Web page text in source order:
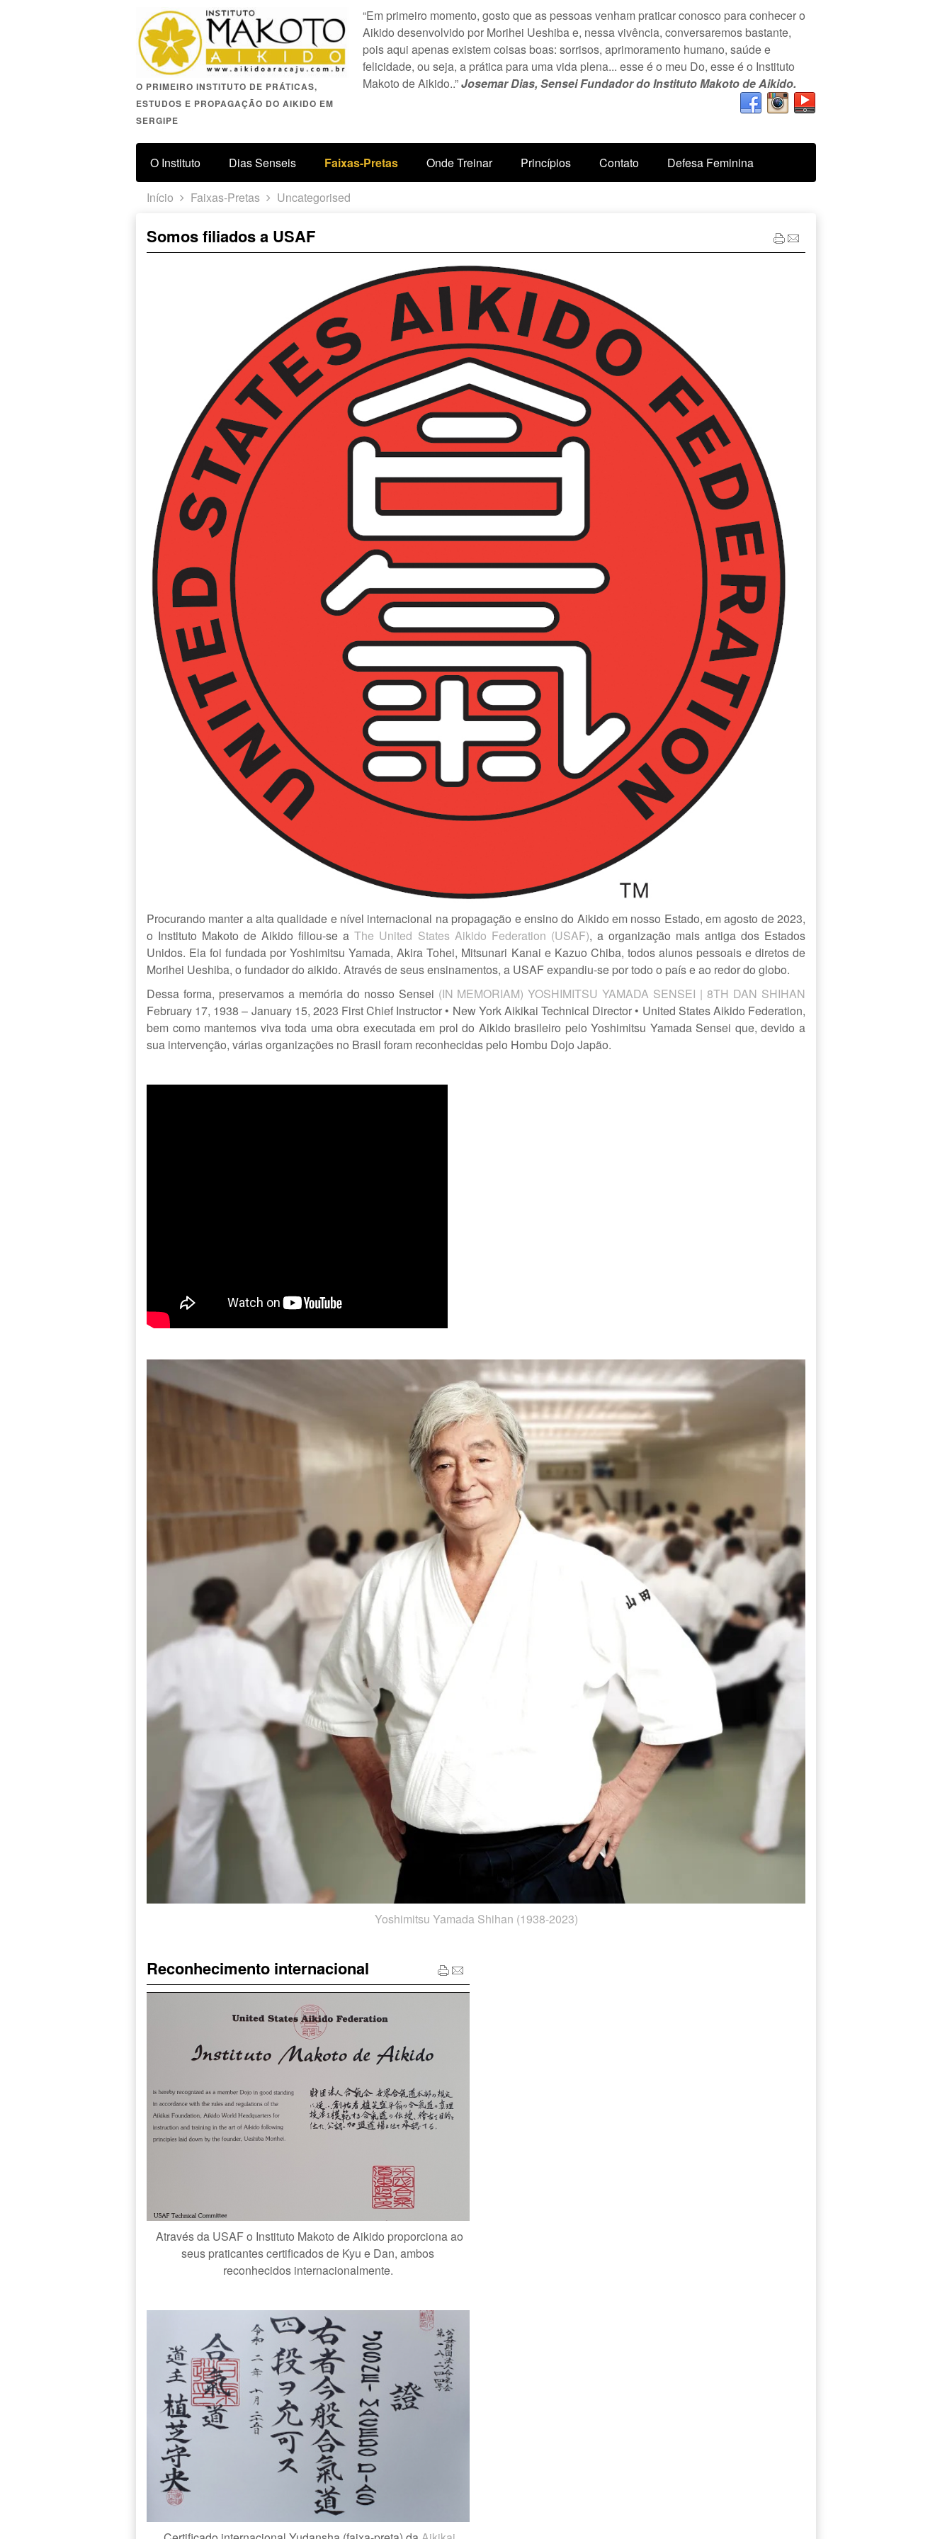
O PRIMEIRO INSTITUTO DE PRÁTICAS,
ESTUDOS E PROPAGAÇÃO DO AIKIDO EM
SERGIPE
“Em primeiro momento, gosto que as pessoas venham praticar conosco para conhecer o
Aikido desenvolvido por Morihei Ueshiba e, nessa vivência, conversaremos bastante,
pois aqui apenas existem coisas boas: sorrisos, aprimoramento humano, saúde e
felicidade, ou seja, a prática para uma vida plena... esse é o meu Do, esse é o Instituto
Makoto de Aikido..”Josemar Dias, Sensei Fundador do Instituto Makoto de Aikido.
O Instituto Dias Senseis Faixas-Pretas Onde Treinar Princípios Contato Defesa Feminina
Início Faixas-Pretas Uncategorised
Somos filiados a USAF
Procurando manter a alta qualidade e nível internacional na propagação e ensino do Aikido em nosso Estado, em agosto de 2023,
o Instituto Makoto de Aikido filiou-se aThe United States Aikido Federation (USAF), a organização mais antiga dos Estados
Unidos. Ela foi fundada por Yoshimitsu Yamada, Akira Tohei, Mitsunari Kanai e Kazuo Chiba, todos alunos pessoais e diretos de
Morihei Ueshiba, o fundador do aikido. Através de seus ensinamentos, a USAF expandiu-se por todo o país e ao redor do globo.
Dessa forma, preservamos a memória do nosso Sensei (IN MEMORIAM) YOSHIMITSU YAMADA SENSEI | 8TH DAN SHIHAN
February 17, 1938 – January 15, 2023 First Chief Instructor • New York Aikikai Technical Director • United States Aikido Federation,
bem como mantemos viva toda uma obra executada em prol do Aikido brasileiro pelo Yoshimitsu Yamada Sensei que, devido a
sua intervenção, várias organizações no Brasil foram reconhecidas pelo Hombu Dojo Japão.
Yoshimitsu Yamada Shihan (1938-2023)
Reconhecimento internacional
Através da USAF o Instituto Makoto de Aikido proporciona ao
seus praticantes certificados de Kyu e Dan, ambos
reconhecidos internacionalmente.